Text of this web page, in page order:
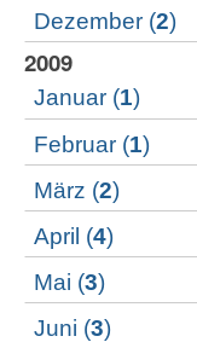
Dezember(2)
2009
Januar(1)
Februar(1)
März (2)
April (4)
Mai (3)
Juni (3)